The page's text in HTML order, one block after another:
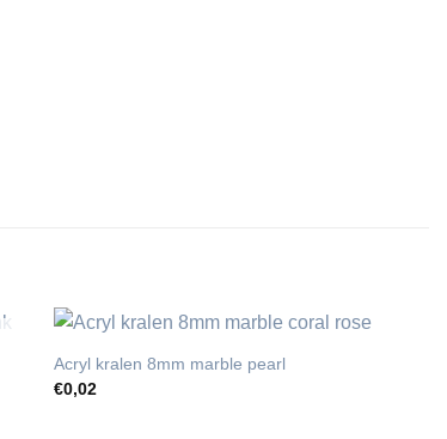
Acryl kralen 8mm marble pearl
€0,02